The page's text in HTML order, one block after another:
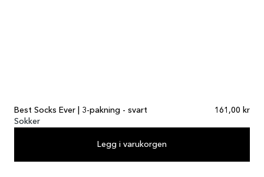
Best Socks Ever | 3-pakning - svart
161,00 kr
Sokker
Legg i varukorgen